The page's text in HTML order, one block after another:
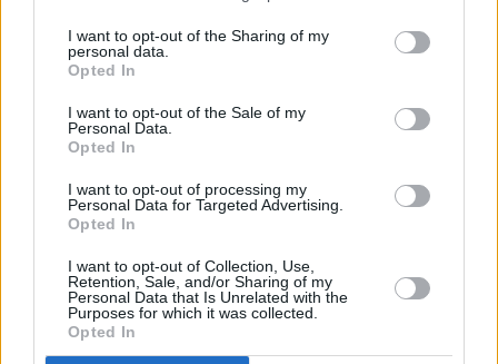
I want to opt-out of the Sharing of my
personal data.
Opted In
I want to opt-out of the Sale of my
Personal Data.
Opted In
I want to opt-out of processing my
Personal Data for Targeted Advertising.
Opted In
I want to opt-out of Collection, Use,
Retention, Sale, and/or Sharing of my
Personal Data that Is Unrelated with the
Purposes for which it was collected.
Opted In
Luna - 25.06.2019 - 10:24
Som
svar
på
Helene
(ikke
Tror at det kan gå. Men bare prøv. Vis det går skriv
det her som at andre vet at det går. Eller ikke
Linn - 14.08.2014 - 19:12
Heisann, prøvde røren, slik den står skrevet, men ender
opp med at det er aaalt for lite veske i røren. ( blir bare
tørre klumper.. )
Svar